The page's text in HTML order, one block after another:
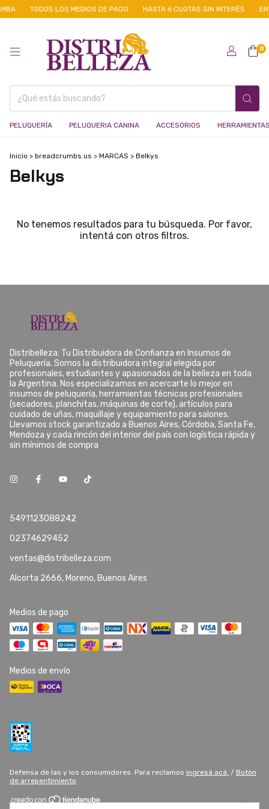
TODOS LOS MEDIOS DE PAGO HASTA 6 CUOTAS SIN INTERÉS
0
PELUQUERÍA PELUQUERIA CANINA ACCESORIOS
Inicio > breadcrumbs.us > MARCAS > Belkys
Belkys
No tenemos resultados para tu búsqueda. Por favor,
intentá con otros filtros.
Distribelleza: Tu Distribuidora de Confianza en Insumos de
Peluquería. Somos la distribuidora integral elegida por
profesionales, estudiantes y apasionados de la belleza en toda
la Argentina. Nos especializamos en acercarte lo mejor en
insumos de peluquería, herramientas técnicas profesionales
(secadores, planchitas, máquinas de corte), artículos para
cuidado de uñas, maquillaje y equipamiento para salones.
Llevamos stock garantizado a Buenos Aires, Córdoba, Santa Fe,
Mendoza y cada rincón del interior del país con logística rápida y
sin mínimos de compra
5491123088242
02374629452
ventas@distribelleza.com
Alcorta 2666, Moreno, Buenos Aires
Medios de pago
Medios de envío
Defensa de las y los consumidores. Para reclamos ingresá acá. / Botón
de arrepentimiento